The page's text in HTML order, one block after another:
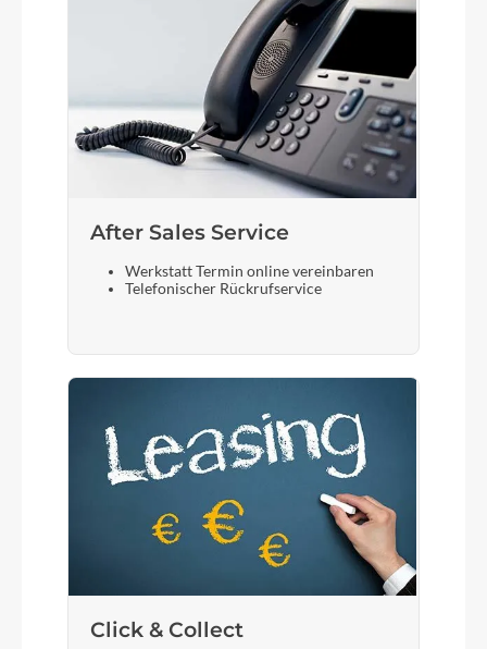
After Sales Service
Werkstatt Termin online vereinbaren
Telefonischer Rückrufservice
Click & Collect